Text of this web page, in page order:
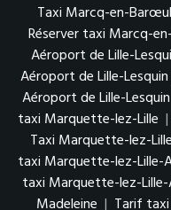
Taxi Marcq-en-Barœul
Réserver taxi Marcq-
Aéroport de Lille-
Aéroport de Lille-Lesquin
Aéroport de Lille-Lesquin
taxi Marquette-lez-Lille |
Taxi Marquette-lez-
taxi Marquette-lez-Lille-
taxi Marquette-lez-
Madeleine | Tarif